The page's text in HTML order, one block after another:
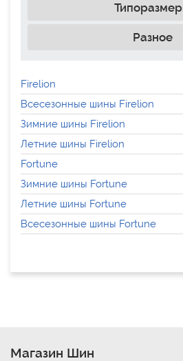
Разное
Firelion
Всесезонные шины Firelion
Зимние шины Firelion
Летние шины Firelion
Fortune
Зимние шины Fortune
Летние шины Fortune
Всесезонные шины Fortune
Магазин Шин